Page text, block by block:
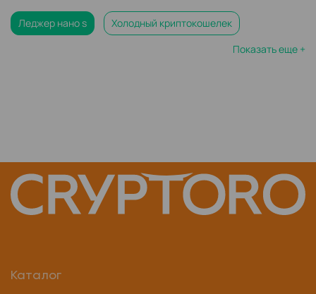
Леджер нано s Холодный криптокошелек
Ledger wallet Trezor model t
Холодный кошелек wallet
Криптокошелек safepal
Показать еще +
Каталог